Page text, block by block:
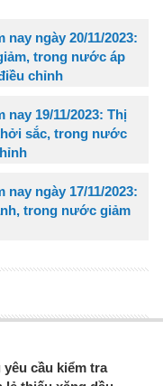
nay ngày 20/11/2023:
trong nước áp
chỉnh
nay 19/11/2023: Thị
sắc, trong nước
nay ngày 17/11/2023:
trong nước giảm
cầu kiểm tra